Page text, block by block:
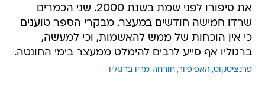
את סיפורו לפני שמת בשנת 2000. שני הכמרים
שרדו חמישה חודשים במעצר. מבקרי הספר טוענים
כי אין הוכחות של ממש להאשמות, וכי למעשה,
ברגוליו אף סייע לרבים להימלט ממעצר בימי החונטה.
פרנציסקוס האפיפיור חורחה מריו ברגוליו